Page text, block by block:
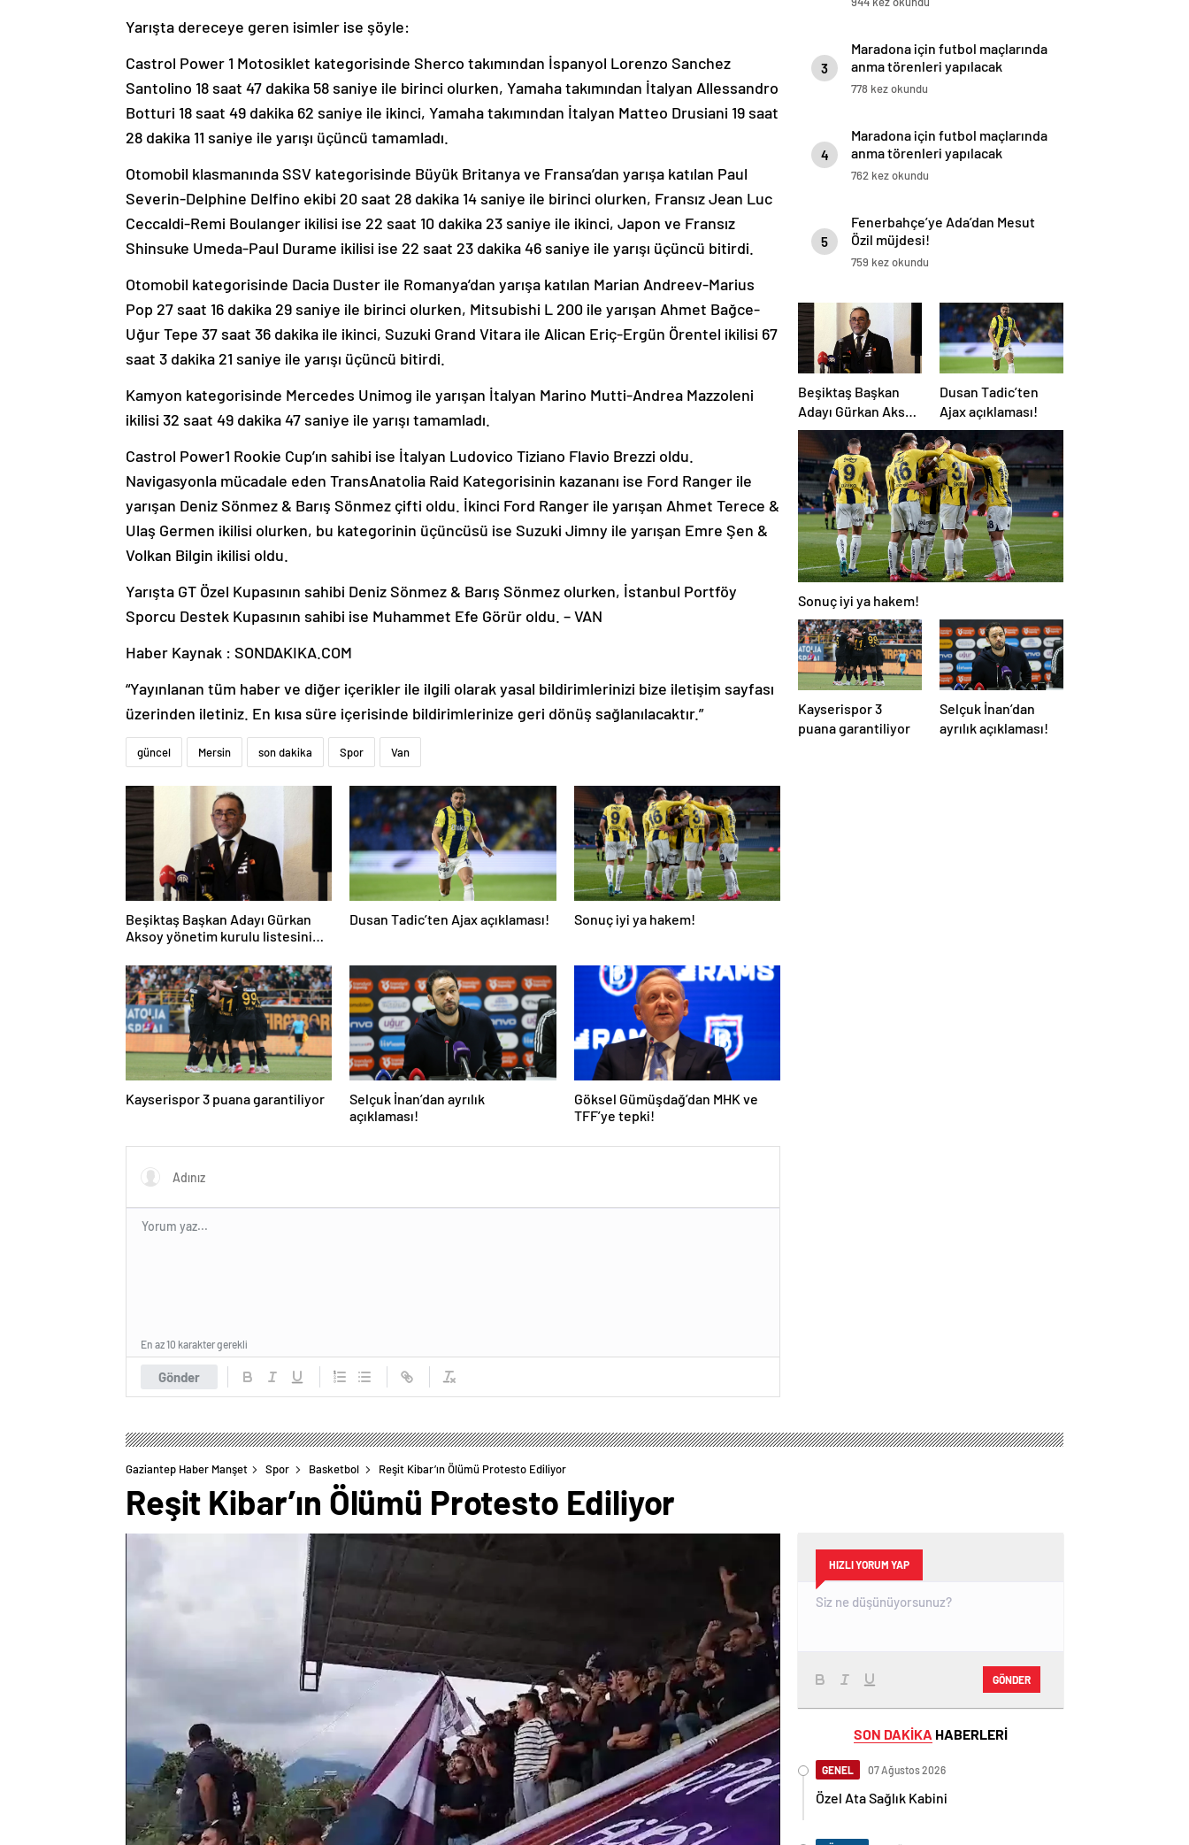
Yarışta dereceye geren isimler ise şöyle:
Castrol Power 1 Motosiklet kategorisinde Sherco takımından İspanyol Lorenzo Sanchez
Santolino 18 saat 47 dakika 58 saniye ile birinci olurken, Yamaha takımından İtalyan Allessandro
Botturi 18 saat 49 dakika 62 saniye ile ikinci, Yamaha takımından İtalyan Matteo Drusiani 19 saat
28 dakika 11 saniye ile yarışı üçüncü tamamladı.
Otomobil klasmanında SSV kategorisinde Büyük Britanya ve Fransa’dan yarışa katılan Paul
Severin-Delphine Delfino ekibi 20 saat 28 dakika 14 saniye ile birinci olurken, Fransız Jean Luc
Ceccaldi-Remi Boulanger ikilisi ise 22 saat 10 dakika 23 saniye ile ikinci, Japon ve Fransız
Shinsuke Umeda-Paul Durame ikilisi ise 22 saat 23 dakika 46 saniye ile yarışı üçüncü bitirdi.
Otomobil kategorisinde Dacia Duster ile Romanya’dan yarışa katılan Marian Andreev-Marius
Pop 27 saat 16 dakika 29 saniye ile birinci olurken, Mitsubishi L 200 ile yarışan Ahmet Bağce-
Uğur Tepe 37 saat 36 dakika ile ikinci, Suzuki Grand Vitara ile Alican Eriç-Ergün Örentel ikilisi 67
saat 3 dakika 21 saniye ile yarışı üçüncü bitirdi.
Kamyon kategorisinde Mercedes Unimog ile yarışan İtalyan Marino Mutti-Andrea Mazzoleni
ikilisi 32 saat 49 dakika 47 saniye ile yarışı tamamladı.
Castrol Power1 Rookie Cup’ın sahibi ise İtalyan Ludovico Tiziano Flavio Brezzi oldu.
Navigasyonla mücadale eden TransAnatolia Raid Kategorisinin kazananı ise Ford Ranger ile
yarışan Deniz Sönmez & Barış Sönmez çifti oldu. İkinci Ford Ranger ile yarışan Ahmet Terece &
Ulaş Germen ikilisi olurken, bu kategorinin üçüncüsü ise Suzuki Jimny ile yarışan Emre Şen &
Volkan Bilgin ikilisi oldu.
Yarışta GT Özel Kupasının sahibi Deniz Sönmez & Barış Sönmez olurken, İstanbul Portföy
Sporcu Destek Kupasının sahibi ise Muhammet Efe Görür oldu. – VAN
Haber Kaynak : SONDAKIKA.COM
“Yayınlanan tüm haber ve diğer içerikler ile ilgili olarak yasal bildirimlerinizi bize iletişim sayfası
üzerinden iletiniz. En kısa süre içerisinde bildirimlerinize geri dönüş sağlanılacaktır.”
güncel Mersin son dakika Spor Van
Beşiktaş Başkan Adayı Gürkan
Aksoy yönetim kurulu listesini
Dusan Tadic’ten Ajax açıklaması! Sonuç iyi ya hakem!
Kayserispor 3 puana garantiliyor
Selçuk İnan’dan ayrılık
açıklaması!
Göksel Gümüşdağ’dan MHK ve
TFF’ye tepki!
Gönder
En az 10 karakter gerekli
3
Maradona için futbol maçlarında
anma törenleri yapılacak
778 kez okundu
4
Maradona için futbol maçlarında
anma törenleri yapılacak
762 kez okundu
5
Fenerbahçe’ye Ada’dan Mesut
Özil müjdesi!
759 kez okundu
Beşiktaş Başkan
Adayı Gürkan Aksoy
yönetim kurulu
listesini tanıttı
Dusan Tadic’ten
Ajax açıklaması!
Sonuç iyi ya hakem!
Kayserispor 3
puana garantiliyor
Selçuk İnan’dan
ayrılık açıklaması!
Gaziantep Haber Manşet Spor Basketbol Reşit Kibar’ın Ölümü Protesto Ediliyor
Reşit Kibar’ın Ölümü Protesto Ediliyor
HIZLI YORUM YAP
GÖNDER
SON DAKİKA HABERLERİ
GENEL 07 Ağustos 2026
Özel Ata Sağlık Kabini